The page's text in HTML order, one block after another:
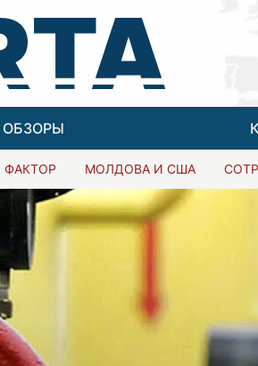
ОБЗОРЫ
МОЛДОВА И США